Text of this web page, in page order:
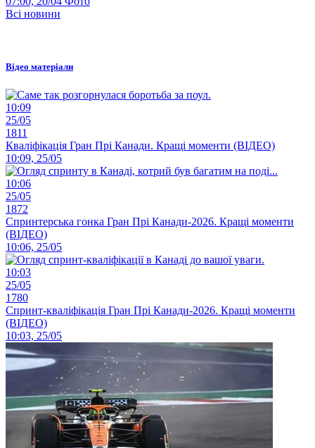
Всі новини
Відео матеріали
10:09
25/05
1811
Кваліфікація Гран Прі Канади. Кращі моменти (ВІДЕО)
10:09, 25/05
10:06
25/05
1872
Спринтерська гонка Гран Прі Канади-2026. Кращі моменти
(ВІДЕО)
10:06, 25/05
10:03
25/05
1780
Спринт-кваліфікація Гран Прі Канади-2026. Кращі моменти
(ВІДЕО)
10:03, 25/05